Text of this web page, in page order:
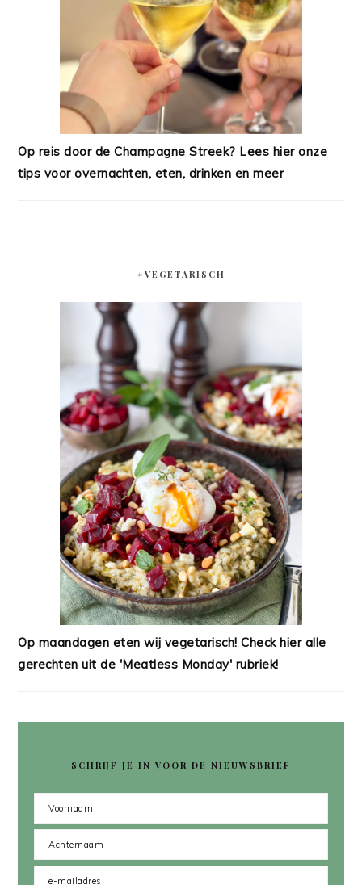
Op reis door de Champagne Streek? Lees hier onze
tips voor overnachten, eten, drinken en meer
#VEGETARISCH
Op maandagen eten wij vegetarisch! Check hier alle
gerechten uit de 'Meatless Monday' rubriek!
SCHRIJF JE IN VOOR DE NIEUWSBRIEF